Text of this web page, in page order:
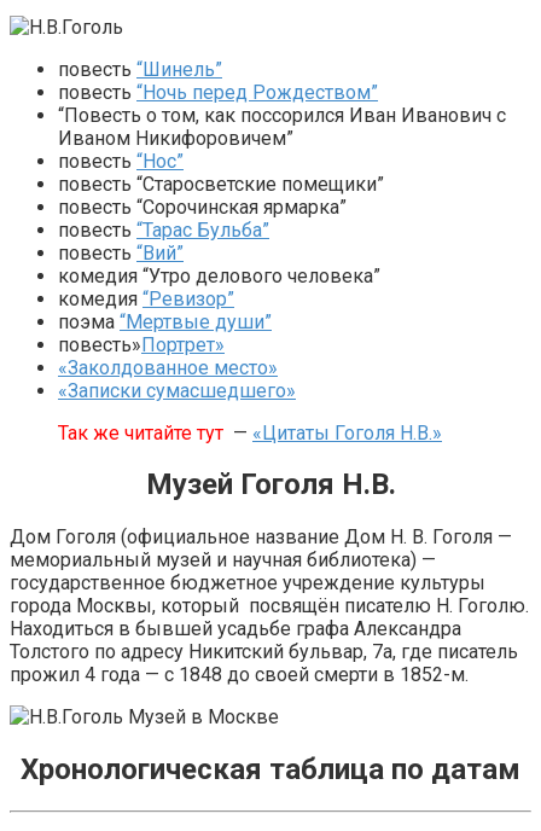
повесть “Шинель”
повесть “Ночь перед Рождеством”
“Повесть о том, как поссорился Иван Иванович с
Иваном Никифоровичем”
повесть “Нос”
повесть “Старосветские помещики”
повесть “Сорочинская ярмарка”
повесть “Тарас Бульба”
повесть “Вий”
комедия “Утро делового человека”
комедия “Ревизор”
поэма “Мертвые души”
повесть»Портрет»
«Заколдованное место»
«Записки сумасшедшего»
Так же читайте тут — «Цитаты Гоголя Н.В.»
Музей Гоголя Н.В.
Дом Гоголя (официальное название Дом Н. В. Гоголя —
мемориальный музей и научная библиотека) —
государственное бюджетное учреждение культуры
города Москвы, который посвящён писателю Н. Гоголю.
Находиться в бывшей усадьбе графа Александра
Толстого по адресу Никитский бульвар, 7а, где писатель
прожил 4 года — с 1848 до своей смерти в 1852-м.
Хронологическая таблица по датам